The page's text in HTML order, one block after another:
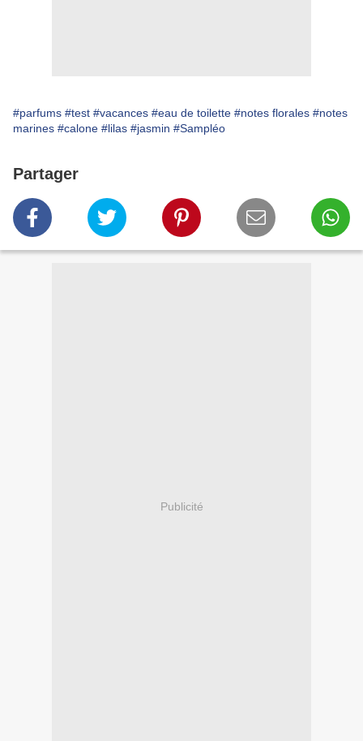
#parfums #test #vacances #eau de toilette #notes florales #notes
marines #calone #lilas #jasmin #Sampléo
Partager
Publicité